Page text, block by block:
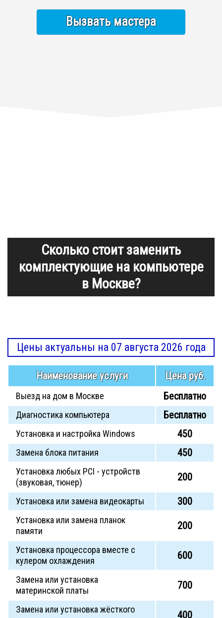
Вызвать мастера
Сколько стоит заменить
комплектующие на компьютере
в Москве?
Цены актуальны на 07 августа 2026 года
Наименование услуги Цена руб.
Выезд на дом в Москве Бесплатно
Диагностика компьютера Бесплатно
Установка и настройка Windows 450
Замена блока питания 450
Установка любых PCI - устройств
(звуковая, тюнер)
200
Установка или замена видеокарты 300
Установка или замена планок
памяти
200
Установка процессора вместе с
кулером охлаждения
600
Замена или установка
материнской платы
700
Замена или установка жёсткого
400